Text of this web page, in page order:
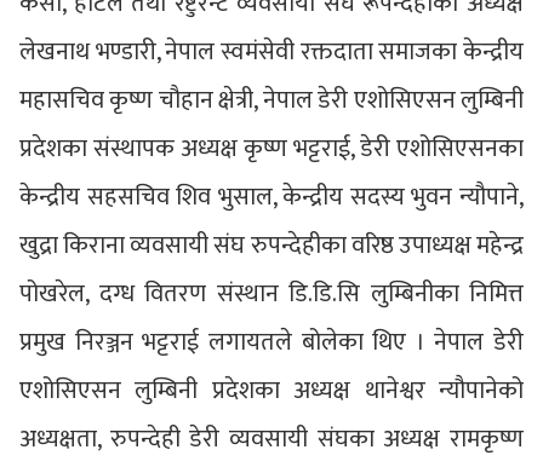
लेखनाथ भण्डारी, नेपाल स्वमंसेवी रक्तदाता समाजका केन्द्रीय
महासचिव कृष्ण चौहान क्षेत्री, नेपाल डेरी एशोसिएसन लुम्बिनी
प्रदेशका संस्थापक अध्यक्ष कृष्ण भट्टराई, डेरी एशोसिएसनका
केन्द्रीय सहसचिव शिव भुसाल, केन्द्रीय सदस्य भुवन न्यौपाने,
खुद्रा किराना व्यवसायी संघ रुपन्देहीका वरिष्ठ उपाध्यक्ष महेन्द्र
पोखरेल, दग्ध वितरण संस्थान डि.डि.सि लुम्बिनीका निमित्त
प्रमुख निरञ्जन भट्टराई लगायतले बोलेका थिए । नेपाल डेरी
एशोसिएसन लुम्बिनी प्रदेशका अध्यक्ष थानेश्वर न्यौपानेको
अध्यक्षता, रुपन्देही डेरी व्यवसायी संघका अध्यक्ष रामकृष्ण